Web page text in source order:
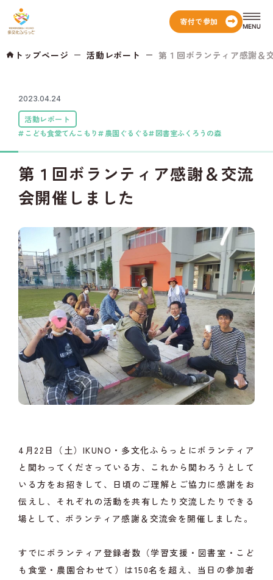
寄付で参加
トップページ 活動レポート 第１回ボランティア感謝＆
2023.04.24
活動レポート
こども食堂てんこもり
農園ぐるぐる 図書室ふくろうの森
第１回ボランティア感謝＆交流
会開催しました
4月22日（土）IKUNO・多文化ふらっとにボランティア
と関わってくださっている方、これから関わろうとして
いる方をお招きして、日頃のご理解とご協力に感謝をお
伝えし、それぞれの活動を共有したり交流したりできる
場として、ボランティア感謝＆交流会を開催しました。
すでにボランティア登録者数（学習支援・図書室・こど
も食堂・農園合わせて）は150名を超え、当日の参加者